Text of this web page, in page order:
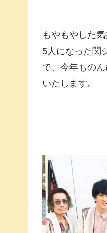
もやもやした
5人になった関
で、今年もの
いたします。